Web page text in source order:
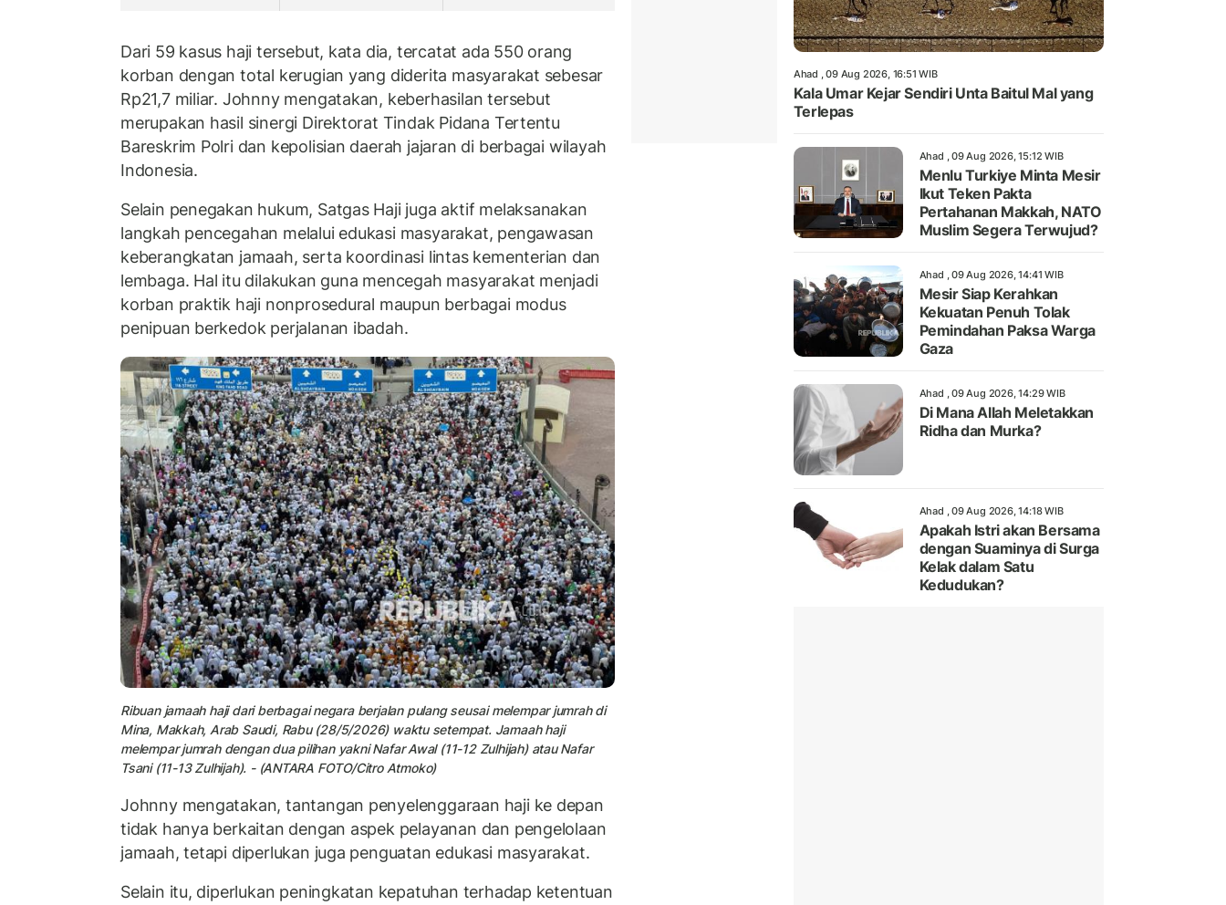
Dari 59 kasus haji tersebut, kata dia, tercatat ada 550 orang
korban dengan total kerugian yang diderita masyarakat sebesar
Rp21,7 miliar. Johnny mengatakan, keberhasilan tersebut
merupakan hasil sinergi Direktorat Tindak Pidana Tertentu
Bareskrim Polri dan kepolisian daerah jajaran di berbagai wilayah
Indonesia.
Selain penegakan hukum, Satgas Haji juga aktif melaksanakan
langkah pencegahan melalui edukasi masyarakat, pengawasan
keberangkatan jamaah, serta koordinasi lintas kementerian dan
lembaga. Hal itu dilakukan guna mencegah masyarakat menjadi
korban praktik haji nonprosedural maupun berbagai modus
penipuan berkedok perjalanan ibadah.
Ribuanjamaah hajidari berbagai negara berjalan pulang seusai melempar jumrah di
Mina, Makkah, Arab Saudi, Rabu (28/5/2026) waktu setempat. Jamaah haji
melempar jumrah dengan dua pilihan yakni Nafar Awal (11-12 Zulhijah) atau Nafar
Tsani (11-13 Zulhijah). - (ANTARA FOTO/Citro Atmoko)
Johnny mengatakan, tantangan penyelenggaraan haji ke depan
tidak hanya berkaitan dengan aspek pelayanan dan pengelolaan
jamaah, tetapi diperlukan juga penguatan edukasi masyarakat.
Selain itu, diperlukan peningkatan kepatuhan terhadap ketentuan
Ahad , 09 Aug 2026, 16:51 WIB
Kala Umar Kejar Sendiri Unta Baitul Mal yang
Terlepas
Ahad , 09 Aug 2026, 15:12 WIB
Menlu Turkiye Minta Mesir
Ikut Teken Pakta
Pertahanan Makkah, NATO
Muslim Segera Terwujud?
Ahad , 09 Aug 2026, 14:41 WIB
Mesir Siap Kerahkan
Kekuatan Penuh Tolak
Pemindahan Paksa Warga
Gaza
Ahad , 09 Aug 2026, 14:29 WIB
Di Mana Allah Meletakkan
Ridha dan Murka?
Ahad , 09 Aug 2026, 14:18 WIB
Apakah Istri akan Bersama
dengan Suaminya di Surga
Kelak dalam Satu
Kedudukan?